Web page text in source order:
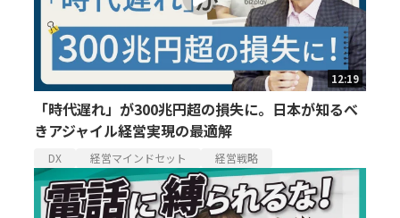
12:19
「時代遅れ」が300兆円超の損失に。日本が知るべ
きアジャイル経営実現の最適解
DX 経営マインドセット 経営戦略